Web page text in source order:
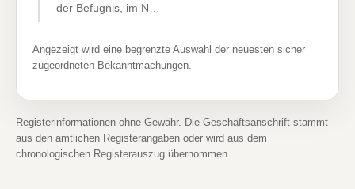
der Befugnis, im N…
Angezeigt wird eine begrenzte Auswahl der neuesten sicher
zugeordneten Bekanntmachungen.
Registerinformationen ohne Gewähr. Die Geschäftsanschrift stammt
aus den amtlichen Registerangaben oder wird aus dem
chronologischen Registerauszug übernommen.